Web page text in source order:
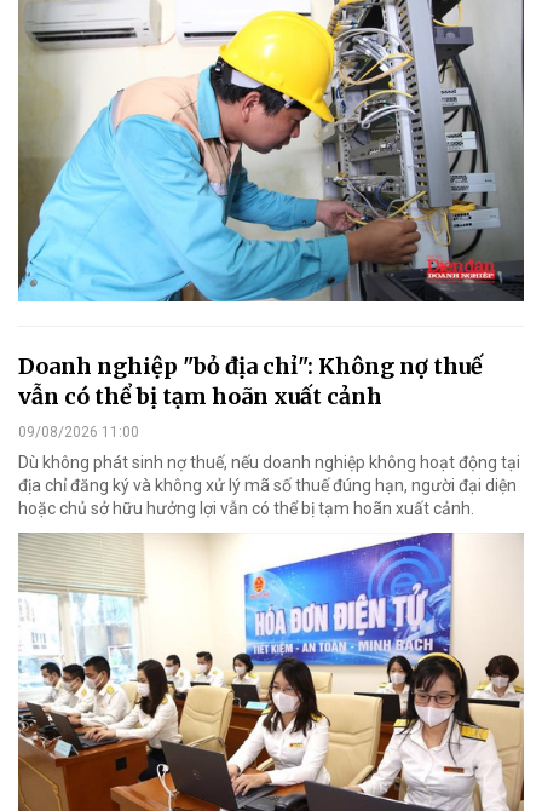
Doanh nghiệp "bỏ địa chỉ": Không nợ thuế
vẫn có thể bị tạm hoãn xuất cảnh
09/08/2026 11:00
Dù không phát sinh nợ thuế, nếu doanh nghiệp không hoạt động tại
địa chỉ đăng ký và không xử lý mã số thuế đúng hạn, người đại diện
hoặc chủ sở hữu hưởng lợi vẫn có thể bị tạm hoãn xuất cảnh.